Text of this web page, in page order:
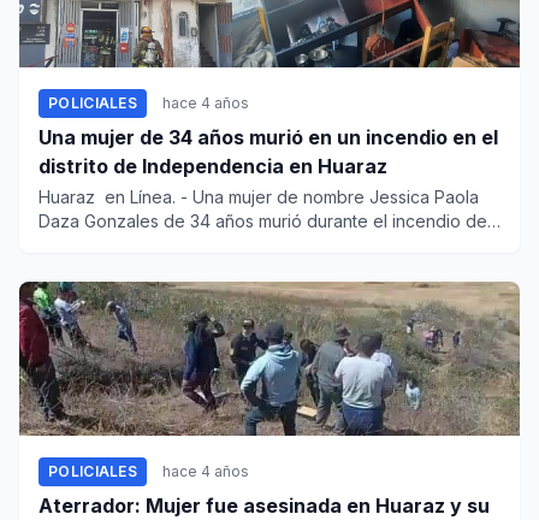
POLICIALES hace 4 años
Una mujer de 34 años murió en un incendio en el
distrito de Independencia en Huaraz
Huaraz en Línea. - Una mujer de nombre Jessica Paola
Daza Gonzales de 34 años murió durante el incendio de
POLICIALES hace 4 años
Aterrador: Mujer fue asesinada en Huaraz y su